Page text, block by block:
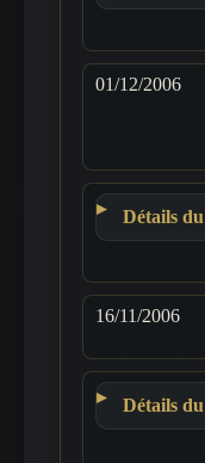
01/12/2006
Détails
16/11/2006
Détails